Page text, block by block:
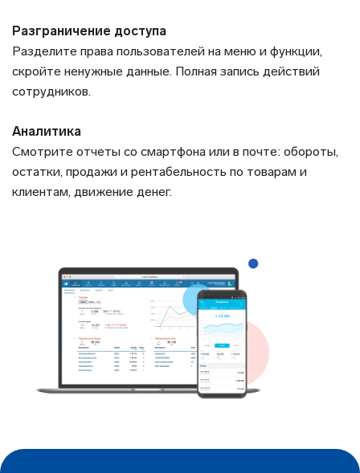
Разграничение доступа
Разделите права пользователей на меню и функции,
скройте ненужные данные. Полная запись действий
сотрудников.
Аналитика
Смотрите отчеты со смартфона или в почте: обороты,
остатки, продажи и рентабельность по товарам и
клиентам, движение денег.